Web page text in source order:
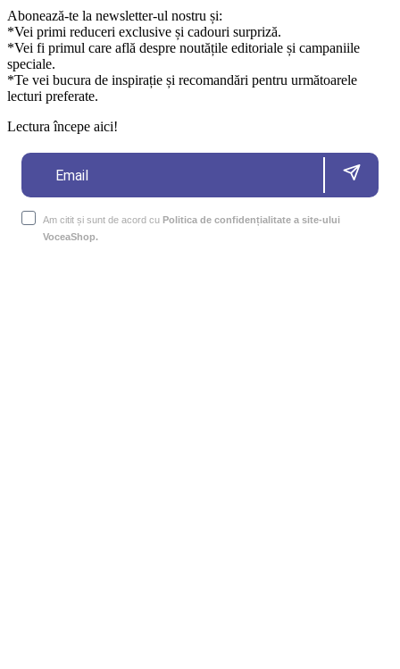
Abonează-te la newsletter-ul nostru și:
*Vei primi reduceri exclusive și cadouri surpriză.
*Vei fi primul care află despre noutățile editoriale și campaniile
speciale.
*Te vei bucura de inspirație și recomandări pentru următoarele
lecturi preferate.
Lectura începe aici!
Am citit și sunt de acord cu Politica de confidențialitate a site-ului
VoceaShop.